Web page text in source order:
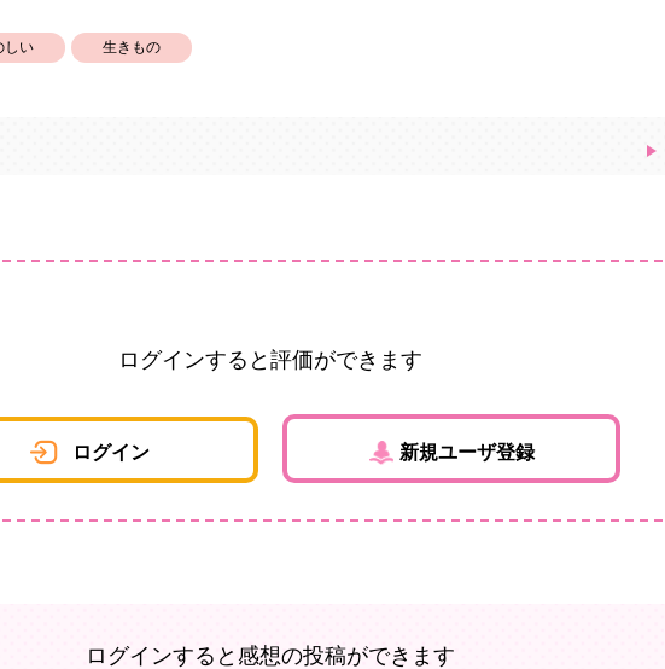
しい 生きもの
ログインすると評価ができます
ログイン 新規ユーザ登録
ログインすると感想の投稿ができます